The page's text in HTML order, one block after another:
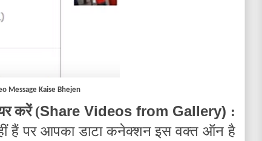
Message Kaise Bhejen
करें (Share Videos from Gallery) :
हैं पर आपका डाटा कनेक्शन इस वक्त ऑन है